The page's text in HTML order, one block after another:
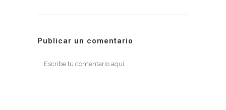
Publicar un comentario